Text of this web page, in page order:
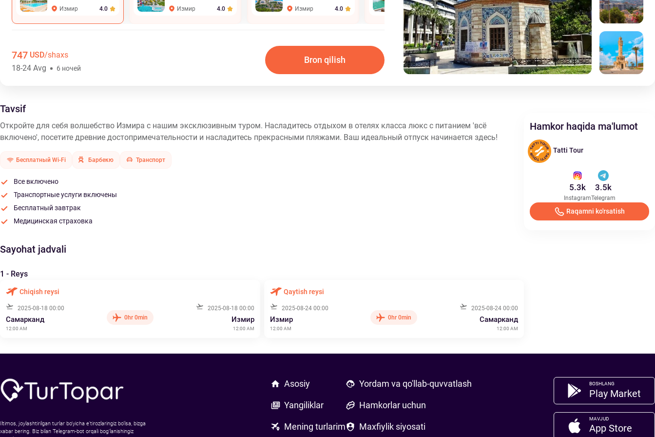
Измир 4.0 Измир 4.0 Измир 4.0 Измир 5.0 Измир 5.0
747 USD/shaxs
18-24 Avg
6 ночей
Bron qilish
Tavsif
Откройте для себя волшебство Измира с нашим эксклюзивным туром. Насладитесь отдыхом в отелях класса люкс с питанием 'всё
включено', посетите древние достопримечательности и насладитесь прекрасными пляжами. Ваш идеальный отпуск начинается здесь!
Бесплатный Wi-Fi Барбекю Транспорт
Все включено
Транспортные услуги включены
Бесплатный завтрак
Медицинская страховка
Sayohat jadvali
1 - Reys
Chiqish reysi
2025-08-18 00:00
Самарканд
12:00 AM
0hr 0min
2025-08-18 00:00
Измир
12:00 AM
Qaytish reysi
2025-08-24 00:00
Измир
12:00 AM
0hr 0min
2025-08-24 00:00
Самарканд
12:00 AM
Hamkor haqida ma'lumot
Tatti Tour
5.3k
Instagram
3.5k
Telegram
Raqamni ko'rsatish
Iltimos, joylashtirilgan turlar bo‘yicha e’tirozlaringiz bo‘lsa, bizga
xabar bering. Biz bilan Telegram-bot orqali bog‘lanishingiz
Asosiy
Yangiliklar
Mening turlarim
Yordam va qo'llab-quvvatlash
Hamkorlar uchun
Maxfiylik siyosati
BOSHLANG
Play Market
MAVJUD
App Store